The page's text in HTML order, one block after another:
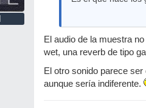
El audio de la muestra
wet, una reverb de tipo
El otro sonido parece
aunque sería indiferente.